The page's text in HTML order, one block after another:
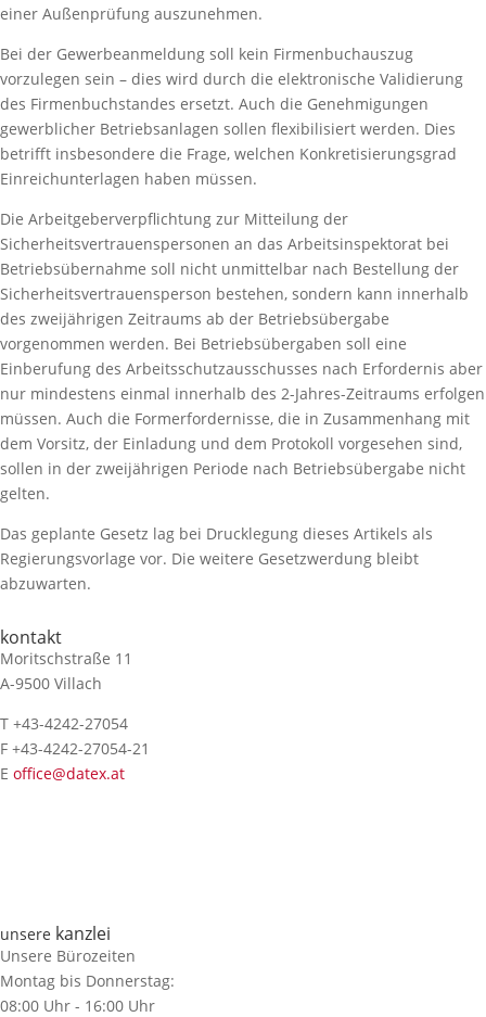
einer Außenprüfung auszunehmen.
Bei der Gewerbeanmeldung soll kein Firmenbuchauszug
vorzulegen sein – dies wird durch die elektronische Validierung
des Firmenbuchstandes ersetzt. Auch die Genehmigungen
gewerblicher Betriebsanlagen sollen flexibilisiert werden. Dies
betrifft insbesondere die Frage, welchen Konkretisierungsgrad
Einreichunterlagen haben müssen.
Die Arbeitgeberverpflichtung zur Mitteilung der
Sicherheitsvertrauenspersonen an das Arbeitsinspektorat bei
Betriebsübernahme soll nicht unmittelbar nach Bestellung der
Sicherheitsvertrauensperson bestehen, sondern kann innerhalb
des zweijährigen Zeitraums ab der Betriebsübergabe
vorgenommen werden. Bei Betriebsübergaben soll eine
Einberufung des Arbeitsschutzausschusses nach Erfordernis aber
nur mindestens einmal innerhalb des 2-Jahres-Zeitraums erfolgen
müssen. Auch die Formerfordernisse, die in Zusammenhang mit
dem Vorsitz, der Einladung und dem Protokoll vorgesehen sind,
sollen in der zweijährigen Periode nach Betriebsübergabe nicht
gelten.
Das geplante Gesetz lag bei Drucklegung dieses Artikels als
Regierungsvorlage vor. Die weitere Gesetzwerdung bleibt
abzuwarten.
kontakt
Moritschstraße 11
A-9500 Villach
T +43-4242-27054
F +43-4242-27054-21
E office@datex.at
unsere kanzlei
Unsere Bürozeiten
Montag bis Donnerstag:
08:00 Uhr - 16:00 Uhr